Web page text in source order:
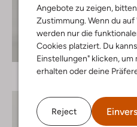
Angebote zu zeigen,
Zustimmung. Wenn du
werden nur die
Cookies platziert. Du
Einstellungen" klicken,
erhalten oder deine
Reject
Entdecke den Look